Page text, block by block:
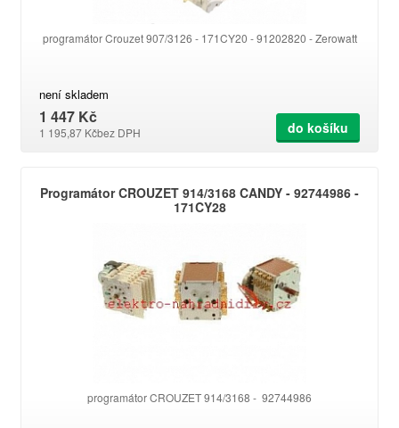
programátor Crouzet 907/3126 - 171CY20 - 91202820 - Zerowatt
není skladem
1 447 Kč
1 195,87 Kčbez DPH do košíku
Programátor CROUZET 914/3168 CANDY - 92744986 -
171CY28
programátor CROUZET 914/3168 - 92744986